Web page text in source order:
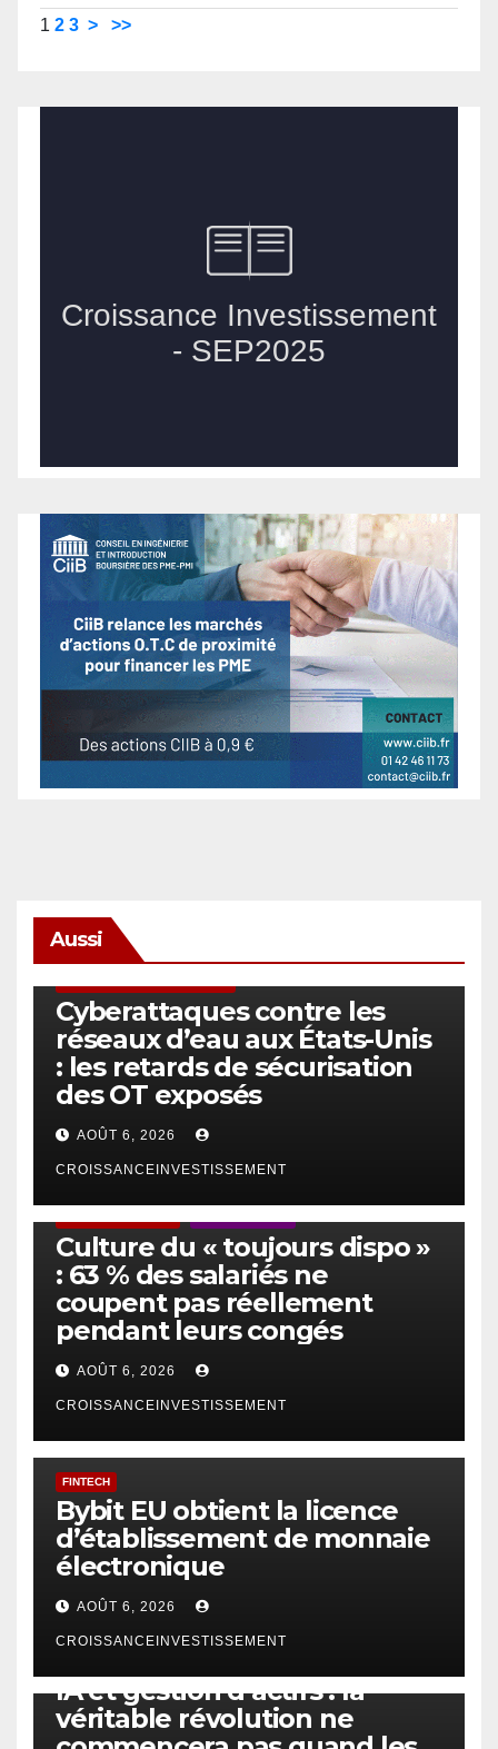
1 2 3 > >>
Aussi
Cyberattaques contre les
réseaux d’eau aux États-Unis
: les retards de sécurisation
des OT exposés
AOÛT 6, 2026
CROISSANCEINVESTISSEMENT
Culture du « toujours dispo »
: 63 % des salariés ne
coupent pas réellement
pendant leurs congés
AOÛT 6, 2026
CROISSANCEINVESTISSEMENT
FINTECH
Bybit EU obtient la licence
d’établissement de monnaie
électronique
AOÛT 6, 2026
CROISSANCEINVESTISSEMENT
IA et gestion d’actifs : la
véritable révolution ne